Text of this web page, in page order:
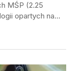
MŚP (2.25
opartych na